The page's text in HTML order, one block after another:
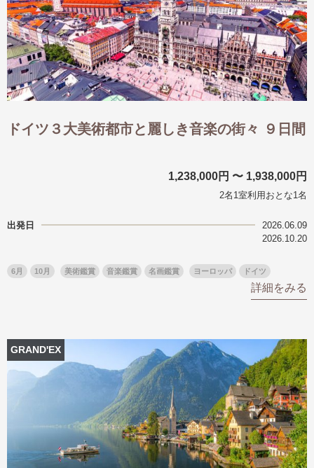
ドイツ３大美術都市と麗しき音楽の街々 ９日間
1,238,000円 〜 1,938,000円
2名1室利用おとな1名
出発日
2026.06.09
2026.10.20
6月 10月 美術鑑賞 音楽鑑賞 名画鑑賞 ヨーロッパ ドイツ
詳細をみる
GRAND'EX